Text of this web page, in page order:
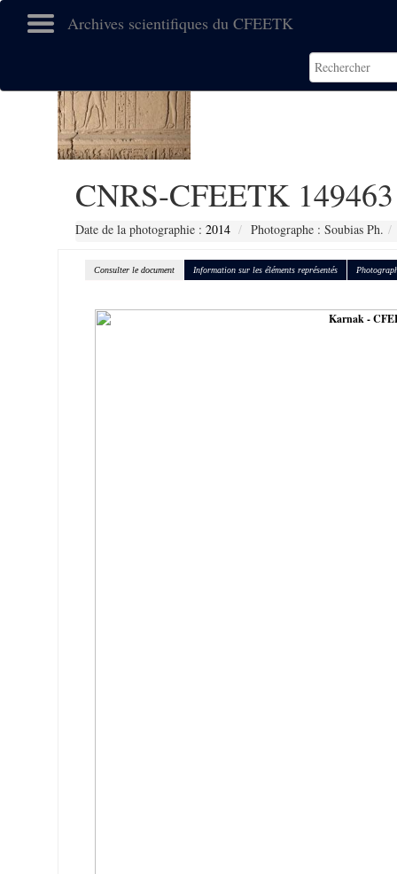
Archives scientifiques du CFEETK
CNRS-CFEETK 149463
Date de la photographie : 2014 Photographe : Soubias Ph.
Consulter le document Information sur les éléments représentés